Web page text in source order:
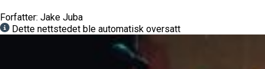
Forfatter: Jake Juba
Dette nettstedet ble automatisk oversatt